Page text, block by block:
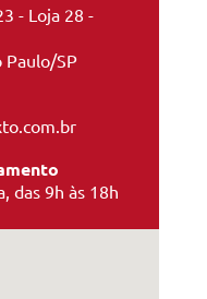
- Loja 28 -
Paulo/SP
das 9h às 18h